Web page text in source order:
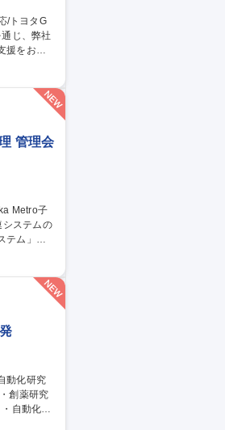
援をお任
管理会
テム」の
ーとの調
テム関連の
自動化関
タイム化